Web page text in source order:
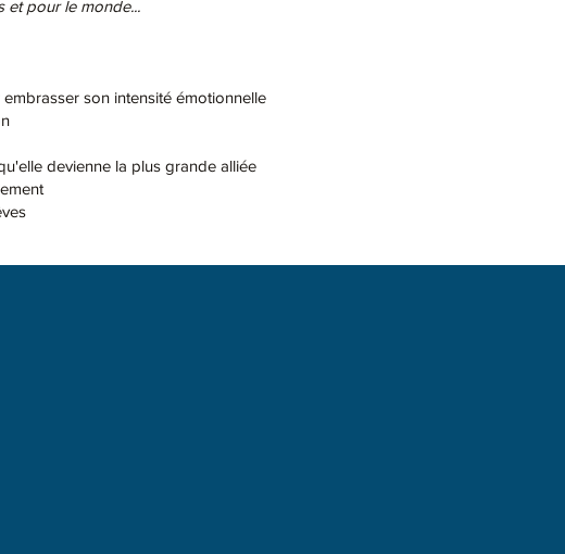
et pour le monde...
son intensité émotionnelle
devienne la plus grande alliée